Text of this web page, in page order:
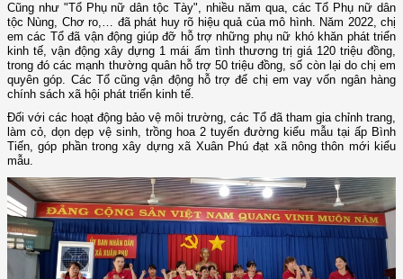
Cũng như "Tổ Phụ nữ dân tộc Tày", nhiều năm qua, các Tổ Phụ nữ dân
tộc Nùng, Chơ ro,… đã phát huy rõ hiệu quả của mô hình. Năm 2022, chị
em các Tổ đã vận động giúp đỡ hỗ trợ những phụ nữ khó khăn phát triển
kinh tế, vận động xây dựng 1 mái ấm tình thương trị giá 120 triệu đồng,
trong đó các mạnh thường quân hỗ trợ 50 triệu đồng, số còn lại do chị em
quyên góp. Các Tổ cũng vận động hỗ trợ để chị em vay vốn ngân hàng
chính sách xã hội phát triển kinh tế.
Đối với các hoạt động bảo vệ môi trường, các Tổ đã tham gia chỉnh trang,
làm cỏ, dọn dẹp vệ sinh, trồng hoa 2 tuyến đường kiểu mẫu tại ấp Bình
Tiến, góp phần trong xây dựng xã Xuân Phú đạt xã nông thôn mới kiểu
mẫu.